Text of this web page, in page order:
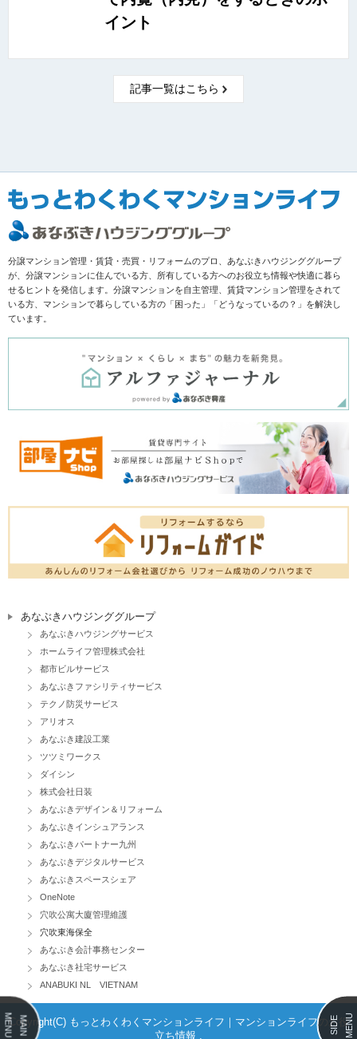
イント
記事一覧はこちら
分譲マンション管理・賃貸・売買・リフォームのプロ、あなぶきハウジンググループ
が、分譲マンションに住んでいる方、所有している方へのお役立ち情報や快適に暮ら
せるヒントを発信します。分譲マンションを自主管理、賃貸マンション管理をされて
いる方、マンションで暮らしている方の「困った」「どうなっているの？」を解決し
ています。
あなぶきハウジンググループ
あなぶきハウジングサービス
ホームライフ管理株式会社
都市ビルサービス
あなぶきファシリティサービス
テクノ防災サービス
アリオス
あなぶき建設工業
ツツミワークス
ダイシン
株式会社日装
あなぶきデザイン＆リフォーム
あなぶきインシュアランス
あなぶきパートナー九州
あなぶきデジタルサービス
あなぶきスペースシェア
OneNote
穴吹公寓大廈管理維護
穴吹東海保全
あなぶき会計事務センター
あなぶき社宅サービス
ANABUKI NL VIETNAM
Copyright(C) もっとわくわくマンションライフ｜マンションライフのお役
立ち情報 ,
MAIN
MENU SIDE MENU